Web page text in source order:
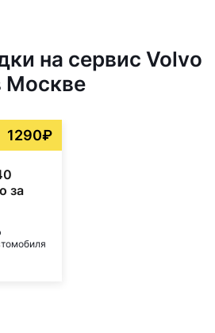
на сервис Volvo
Москве
1290₽
за